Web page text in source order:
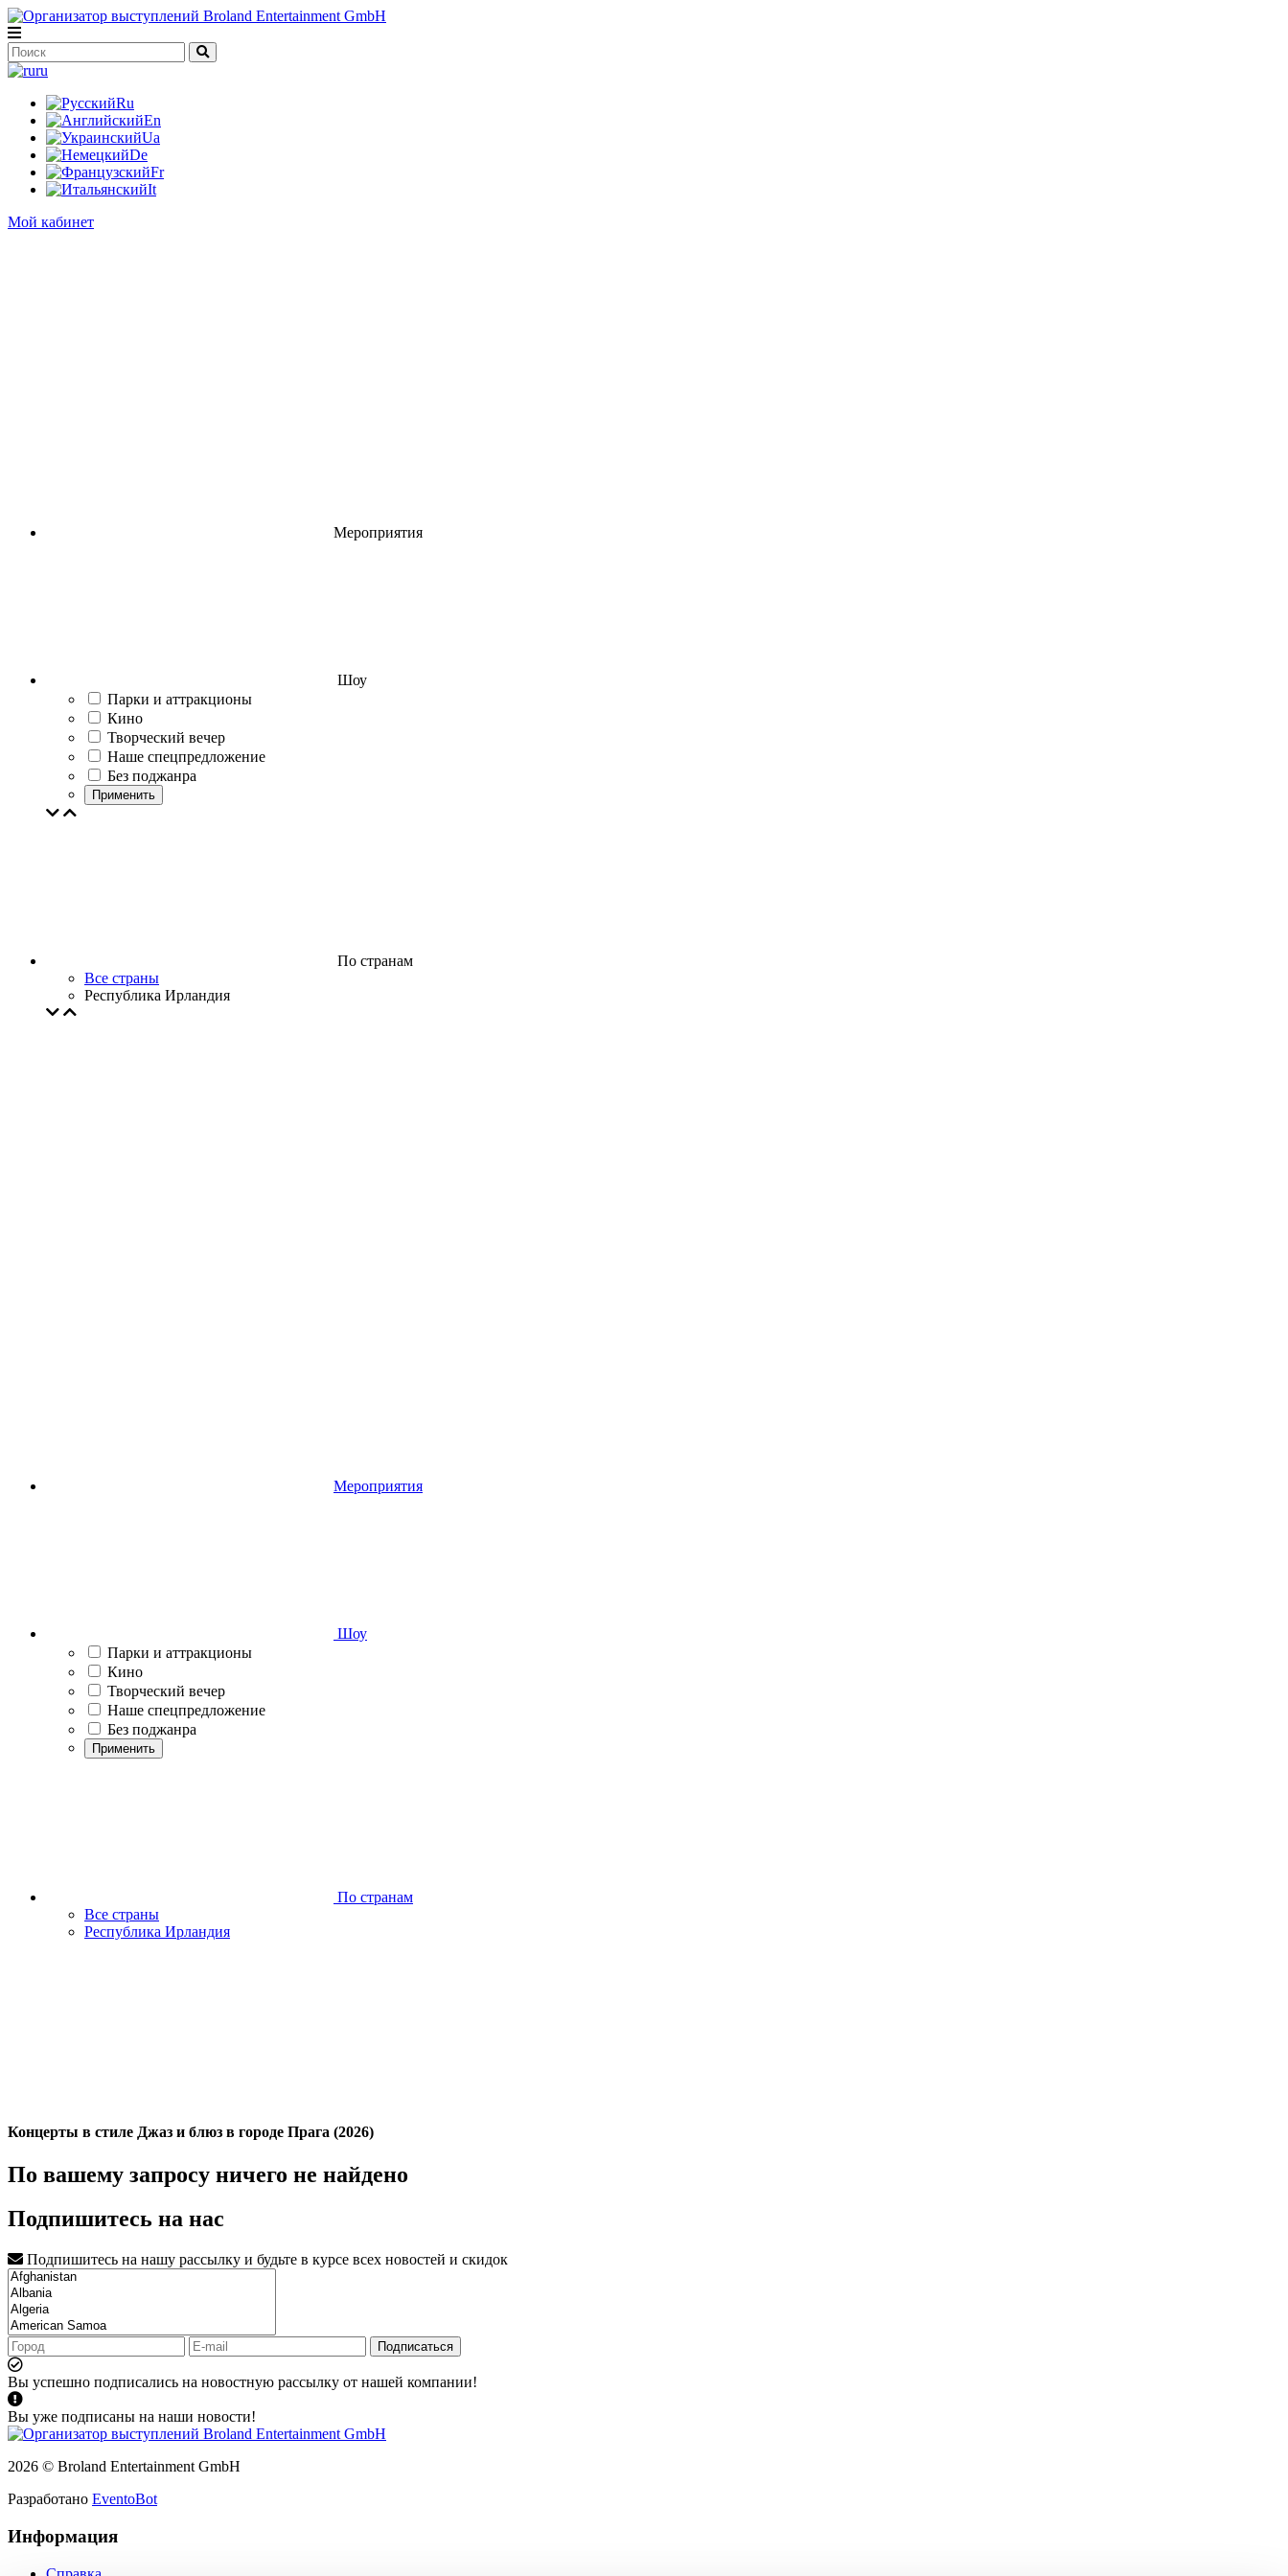
ru
Ru
En
Ua
De
Fr
It
Мой кабинет
Мероприятия
Шоу
Парки и аттракционы
Кино
Творческий вечер
Наше спецпредложение
Без поджанра
Применить
По странам
Все страны
Республика Ирландия
Мероприятия
Шоу
Парки и аттракционы
Кино
Творческий вечер
Наше спецпредложение
Без поджанра
Применить
По странам
Все страны
Республика Ирландия
Концерты в стиле Джаз и блюз в городе Прага (2026)
По вашему запросу ничего не найдено
Подпишитесь на нас
Подпишитесь на нашу рассылку и будьте в курсе всех новостей и скидок
Подписаться
Вы успешно подписались на новостную рассылку от нашей компании!
Вы уже подписаны на наши новости!
2026 © Broland Entertainment GmbH
Разработано EventoBot
Информация